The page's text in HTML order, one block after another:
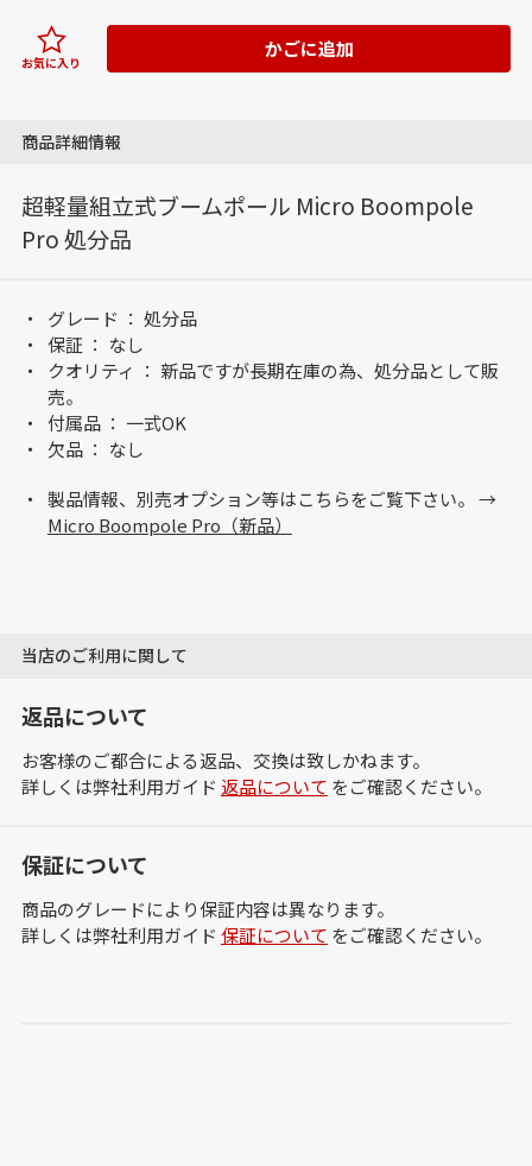
かごに追加
お気に入り
商品詳細情報
超軽量組立式ブームポール Micro Boompole
Pro 処分品
グレード ： 処分品
保証 ： なし
クオリティ ： 新品ですが長期在庫の為、処分品として販
売。
付属品 ： 一式OK
欠品 ： なし
製品情報、別売オプション等はこちらをご覧下さい。 →
Micro Boompole Pro（新品）
当店のご利用に関して
返品について
お客様のご都合による返品、交換は致しかねます。
詳しくは弊社利用ガイド 返品について をご確認ください。
保証について
商品のグレードにより保証内容は異なります。
詳しくは弊社利用ガイド 保証について をご確認ください。